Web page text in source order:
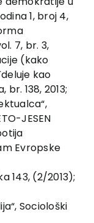
1, broj 4,
7, br. 3,
(kako
kao
138, 2013;
JESEN
Evropske
143, (2/2013);
Sociološki